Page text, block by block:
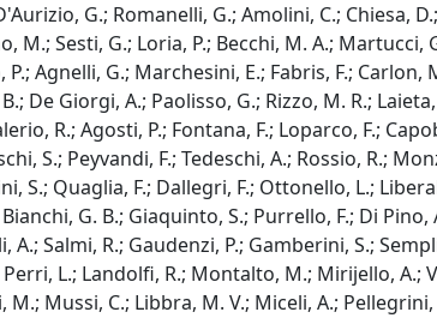
G.; Romanelli, G.; Amolini, C.; Chiesa,
M.; Sesti, G.; Loria, P.; Becchi, M. A.;
Agnelli, G.; Marchesini, E.; Fabris, F.;
De Giorgi, A.; Paolisso, G.; Rizzo, M. R.;
R.; Agosti, P.; Fontana, F.; Loparco, F.;
S.; Peyvandi, F.; Tedeschi, A.; Rossio, R.;
S.; Quaglia, F.; Dallegri, F.; Ottonello, L.;
G. B.; Giaquinto, S.; Purrello, F.; Di
A.; Salmi, R.; Gaudenzi, P.; Gamberini, S.;
Perri, L.; Landolfi, R.; Montalto, M.; Mirijello, A.;
Mussi, C.; Libbra, M. V.; Miceli, A.;